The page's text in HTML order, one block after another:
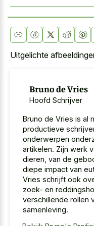
Uitgelichte
Bruno de Vries
Hoofd Schrijver
Bruno de Vries is al
productieve
onderwerpen
artikelen. Zijn werk
dieren, van de
diepe impact van
Vries schrijft ook
zoek- en
verschillende rollen
samenleving.